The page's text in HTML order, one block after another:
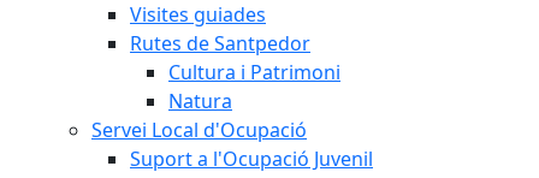
Visites guiades
Rutes de Santpedor
Cultura i Patrimoni
Natura
Servei Local d'Ocupació
Suport a l'Ocupació Juvenil